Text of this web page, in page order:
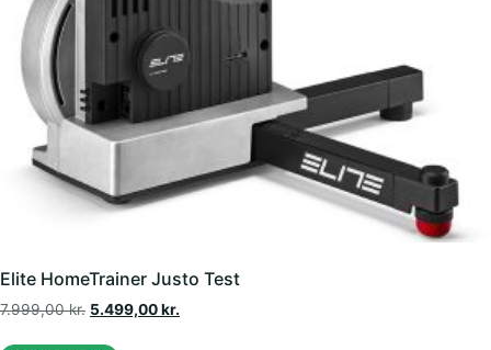
Elite HomeTrainer Justo Test
7.999,00kr. 5.499,00kr.